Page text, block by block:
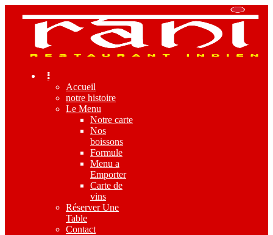
Accueil
notre histoire
Le Menu
Notre carte
Nos
boissons
Formule
Menu a
Emporter
Carte de
vins
Réserver Une
Table
Contact